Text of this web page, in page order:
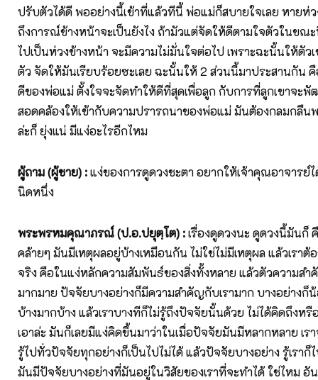
ปรับตัวได้ดี พออย่างนี้เข้าที่แล้วทีนี้ พ่อแม่ก็สบายใจเลย หายห่ว
ถึงการณ์ข้างหน้าจะเป็นยังไง ถ้ามัวแต่จัดให้ดีตามใจตัวในขณะ
ไปเป็นห่วงข้างหน้า จะมีความไม่มั่นใจต่อไป เพราะฉะนั้นให้ตั
ตัว จัดให้มันเรียบร้อยซะเลย ฉะนั้นให้ 2 ส่วนนี้มาประสานกัน
ดีของพ่อแม่ ตั้งใจจะจัดทำให้ดีที่สุดเพื่อลูก กับการที่ลูกเขาจะพั
สอดคล้องให้เข้ากับความปรารถนาของพ่อแม่ มันต้องกลมกลืน
ล่ะก็ ยุ่งแน่ มีแง่อะไรอีกไหม
ผู้ถาม (ผู้ชาย) :แง่ของการดูดวงชะตา อยากให้เจ้าคุณอาจารย์
นิดหนึ่ง
พระพรหมคุณาภรณ์ (ป.อ.ปยุตฺโต) :เรื่องดูดวงนะ ดูดวงนี้มันก็
คล้ายๆ มันมีเหตุผลอยู่บ้างเหมือนกัน ไม่ใช่ไม่มีเหตุผล แล้วเราต้
จริง คือในแง่หลักความสัมพันธ์ของสิ่งทั้งหลาย แล้วตัวความส
มากมาย ปัจจัยบางอย่างก็มีความสำคัญกับเรามาก บางอย่างก็
บ้างมากบ้าง แล้วเราบางทีก็ไม่รู้ถึงปัจจัยนั้นด้วย ไม่ได้คิดถึงห
เอาล่ะ มันก็เลยมีแง่คิดขึ้นมาว่าในเมื่อปัจจัยมันมีหลากหลาย เรา
รู้ไปทั่วปัจจัยทุกอย่างก็เป็นไปไม่ได้ แล้วปัจจัยบางอย่าง รู้เราก็
มันมีปัจจัยบางอย่างที่มันอยู่ในวิสัยของเราที่จะทำได้ ใช่ไหม อั